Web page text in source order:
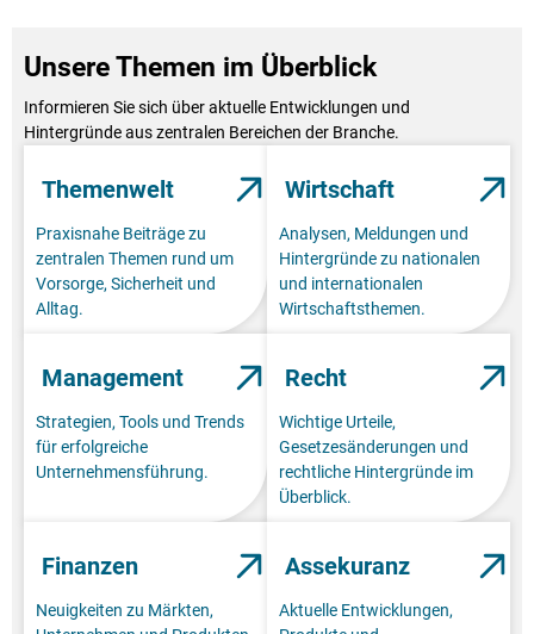
Unsere Themen im Überblick
Informieren Sie sich über aktuelle Entwicklungen und
Hintergründe aus zentralen Bereichen der Branche.
Themenwelt
Praxisnahe Beiträge zu
zentralen Themen rund um
Vorsorge, Sicherheit und
Alltag.
Wirtschaft
Analysen, Meldungen und
Hintergründe zu nationalen
und internationalen
Wirtschaftsthemen.
Management
Strategien, Tools und Trends
für erfolgreiche
Unternehmensführung.
Recht
Wichtige Urteile,
Gesetzesänderungen und
rechtliche Hintergründe im
Überblick.
Finanzen
Neuigkeiten zu Märkten,
Assekuranz
Aktuelle Entwicklungen,